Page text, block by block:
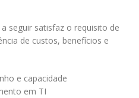
seguir satisfaz o requisito de
de custos, benefícios e
e capacidade
em TI